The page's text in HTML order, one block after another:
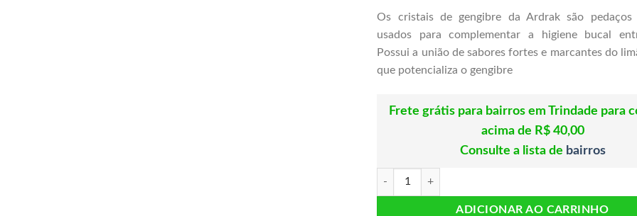
Os cristais de gengibre da Ardrak são pedaços
usados para complementar a higiene bucal
Possui a união de sabores fortes e marcantes do
que potencializa o gengibre
Frete grátis para bairros em Trindade para
acima de R$ 40,00
Consulte a lista de bairros
Cristais de Gengibre Sabor Limão e Sal Tubinho 10gr Ardrak
ADICIONAR AO CARRINHO